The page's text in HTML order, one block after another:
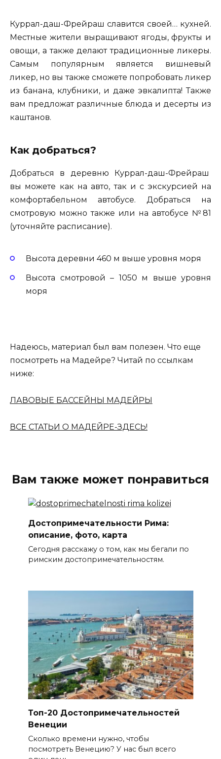
Куррал-даш-Фрейраш славится своей… кухней.
Местные жители выращивают ягоды, фрукты и
овощи, а также делают традиционные ликеры.
Самым популярным является вишневый
ликер, но вы также сможете попробовать ликер
из банана, клубники, и даже эвкалипта! Также
вам предложат различные блюда и десерты из
каштанов.
Как добраться?
Добраться в деревню Куррал-даш-Фрейраш
вы можете как на авто, так и с экскурсией на
комфортабельном автобусе. Добраться на
смотровую можно также или на автобусе №81
(уточняйте расписание).
Высота деревни 460 м выше уровня моря
Высота смотровой – 1050 м выше уровня
моря
Надеюсь, материал был вам полезен. Что еще
посмотреть на Мадейре? Читай по ссылкам
ниже:
ЛАВОВЫЕ БАССЕЙНЫ МАДЕЙРЫ
ВСЕ СТАТЬИ О МАДЕЙРЕ-ЗДЕСЬ!
Вам также может понравиться
Достопримечательности Рима:
описание, фото, карта
Сегодня расскажу о том, как мы бегали по
римским достопримечательностям.
Топ-20 Достопримечательностей
Венеции
Сколько времени нужно, чтобы
посмотреть Венецию? У нас был всего